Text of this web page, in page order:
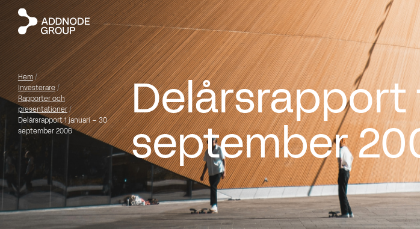
Hem/
Investerare/
Rapporter och
presentationer/
Delårsrapport 1 januari – 30
september 2006
Delårsrapport
september